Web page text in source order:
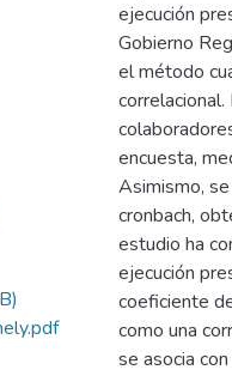
ejecución
Gobierno
el método
encuesta,
Asimismo,
cronbach,
estudio ha
ejecución
coeficiente
como una
se asocia